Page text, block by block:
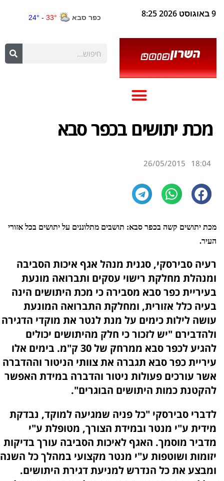
9 באוגוסט 2026 8:25
מכת יתושים בכפר סבא
18:04
26/05/2015
מכת יתושים קשה בכפר סבא: תושבים מתלוננים על יתושים בכל אזורי
העיר.
רעיה סבירסקי, סגנית מנהל אגף איכות הסביבה
ומנהלת מחלקת רישוי עסקים ותברואה מונעת
בעיריית כפר סבא מסבירה כי מכת היתושים הינה
בעיה כלל אזורית, ומחלקת התברואה המונעת
עושה לילות כימים על מנת לנטר את מוקדי הדגירה
ולהדבירם "יש לזכור כי חלק מהיתושים יכולים
להגיע לכפר סבא ממרחק של 30 ק"מ. בימים אלו
עיריית כפר סבא תגברה את צוותי הניטור וההדברה
אשר עורכים פעולות ניטור והדברה במידת האפשר
להקטנת כמות היתושים הבוגרים".
לדברי סבירסקי "כל פניה שמגיעה למוקד, נבדקת
מידית ע"י מנטר ובמידת הצורך, מטופלת ע"י
מדביר מוסמך. האגף לאיכות הסביבה עורך בדיקות
יזומות ושוטפות ע"י מנטר מקצועי במהלך כל השנה
ומבצע את כל הנדרש למניעת דגירת היתושים.